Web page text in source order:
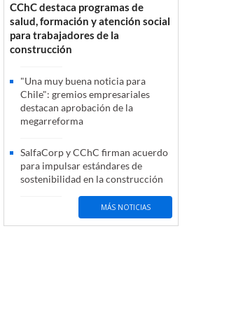
CChC destaca programas de
salud, formación y atención social
para trabajadores de la
construcción
"Una muy buena noticia para
Chile": gremios empresariales
destacan aprobación de la
megarreforma
SalfaCorp y CChC firman acuerdo
para impulsar estándares de
sostenibilidad en la construcción
MÁS NOTICIAS